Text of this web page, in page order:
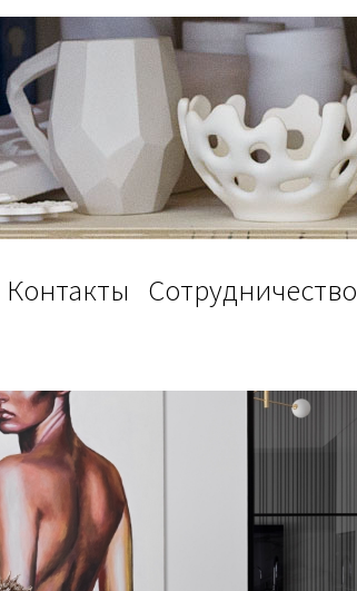
Контакты Сотрудничество